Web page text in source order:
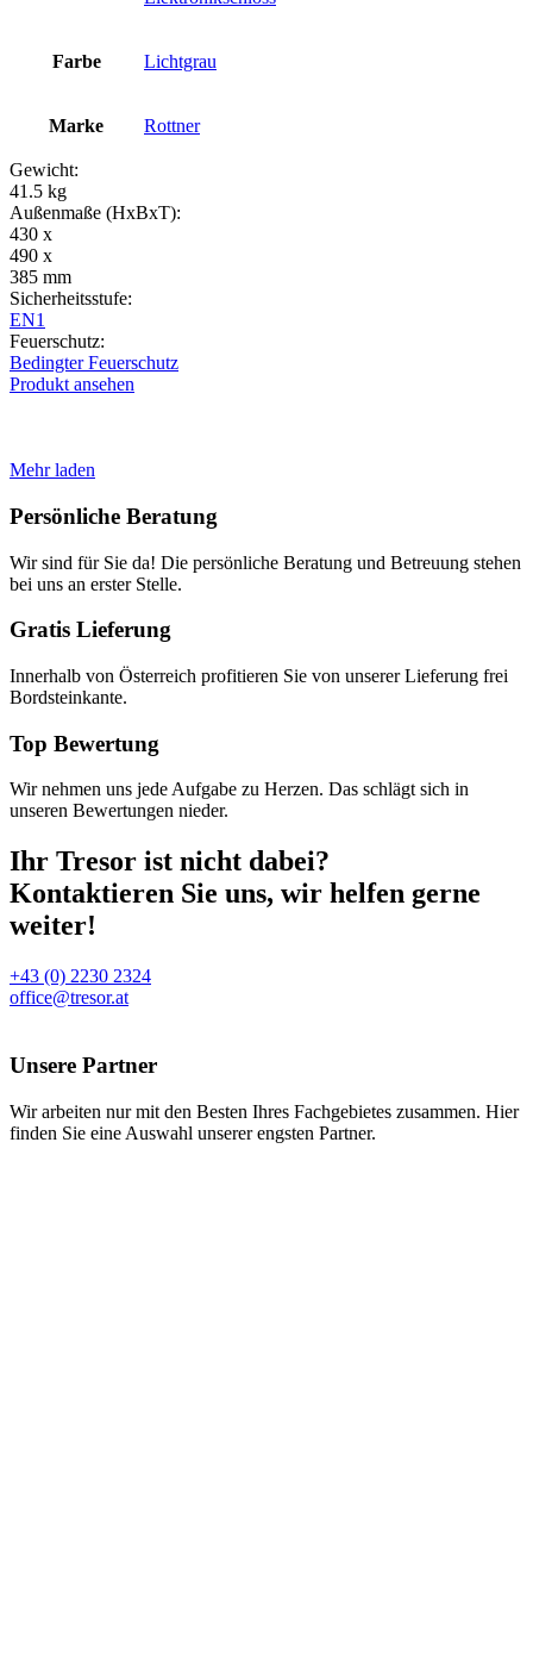
Farbe Lichtgrau
Marke Rottner
Gewicht:
41.5 kg
Außenmaße (HxBxT):
430 x
490 x
385 mm
Sicherheitsstufe:
EN1
Feuerschutz:
Bedingter Feuerschutz
Produkt ansehen
Mehr laden
Persönliche Beratung
Wir sind für Sie da! Die persönliche Beratung und Betreuung stehen
bei uns an erster Stelle.
Gratis Lieferung
Innerhalb von Österreich profitieren Sie von unserer Lieferung frei
Bordsteinkante.
Top Bewertung
Wir nehmen uns jede Aufgabe zu Herzen. Das schlägt sich in
unseren Bewertungen nieder.
Ihr Tresor ist nicht dabei?
Kontaktieren Sie uns, wir helfen gerne
weiter!
+43 (0) 2230 2324
office@tresor.at
Unsere Partner
Wir arbeiten nur mit den Besten Ihres Fachgebietes zusammen. Hier
finden Sie eine Auswahl unserer engsten Partner.